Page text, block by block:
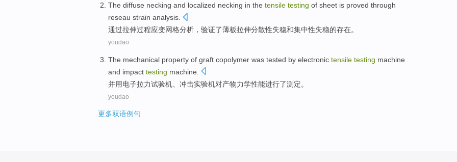
The diffuse necking and localized necking in the tensile testing of sheet is proved through
reseau strain analysis
通过拉伸过程应变网格分析 ， 验证了薄板拉伸分散性失稳和集中性失稳的存在。
youdao
The mechanical property of graft copolymer was tested by electronic tensile testing machine
and impact testing machine.
并用电子拉力试验机 冲击实验机对产物力学性能进行了测定。
youdao
更多双语例句